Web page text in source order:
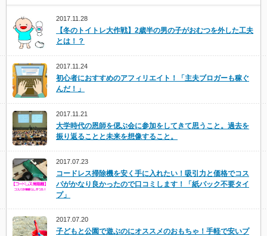
2017.11.28
【冬のトイトレ大作戦】2歳半の男の子がおむつを外した工夫
とは！？
2017.11.24
初心者におすすめのアフィリエイト！「主夫ブロガーも稼ぐ
んだ！」
2017.11.21
大学時代の恩師を偲ぶ会に参加をしてきて思うこと。過去を
振り返ることと未来を想像すること。
2017.07.23
コードレス掃除機を安く手に入れたい！吸引力と価格でコス
パがかなり良かったので口コミします！「紙パック不要タイ
プ」
2017.07.20
子どもと公園で遊ぶのにオススメのおもちゃ！手軽で安いプ